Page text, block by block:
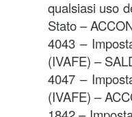
qualsiasi uso
Stato –
4043 –
(IVAFE) –
4047 –
(IVAFE) –